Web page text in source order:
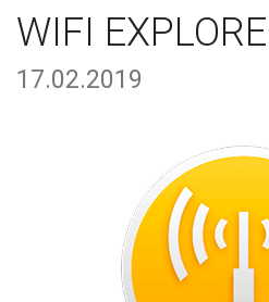
WIFI
17.02.2019